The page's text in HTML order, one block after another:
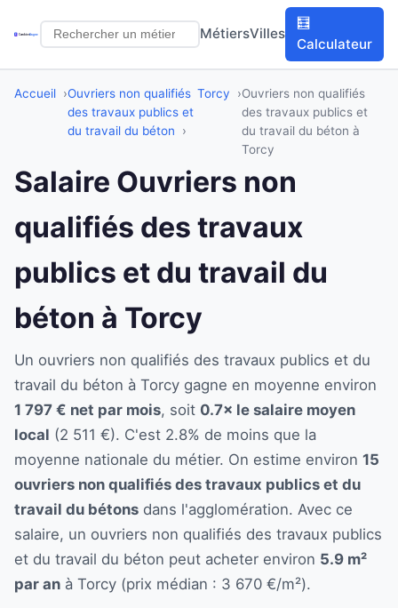
MétiersVilles
🧮
Calculateur
Accueil
Ouvriers non qualifiés
des travaux publics et
du travail du béton
Torcy
Ouvriers non qualifiés
des travaux publics et
du travail du béton à
Torcy
Salaire Ouvriers non
qualifiés des travaux
publics et du travail du
béton à Torcy
Un ouvriers non qualifiés des travaux publics et du
travail du béton à Torcy gagne en moyenne environ
1 797 € net par mois, soit 0.7× le salaire moyen
local (2 511 €). C'est 2.8% de moins que la
moyenne nationale du métier. On estime environ 15
ouvriers non qualifiés des travaux publics et du
travail du bétons dans l'agglomération. Avec ce
salaire, un ouvriers non qualifiés des travaux publics
et du travail du béton peut acheter environ 5.9 m²
par an à Torcy (prix médian : 3 670 €/m²).